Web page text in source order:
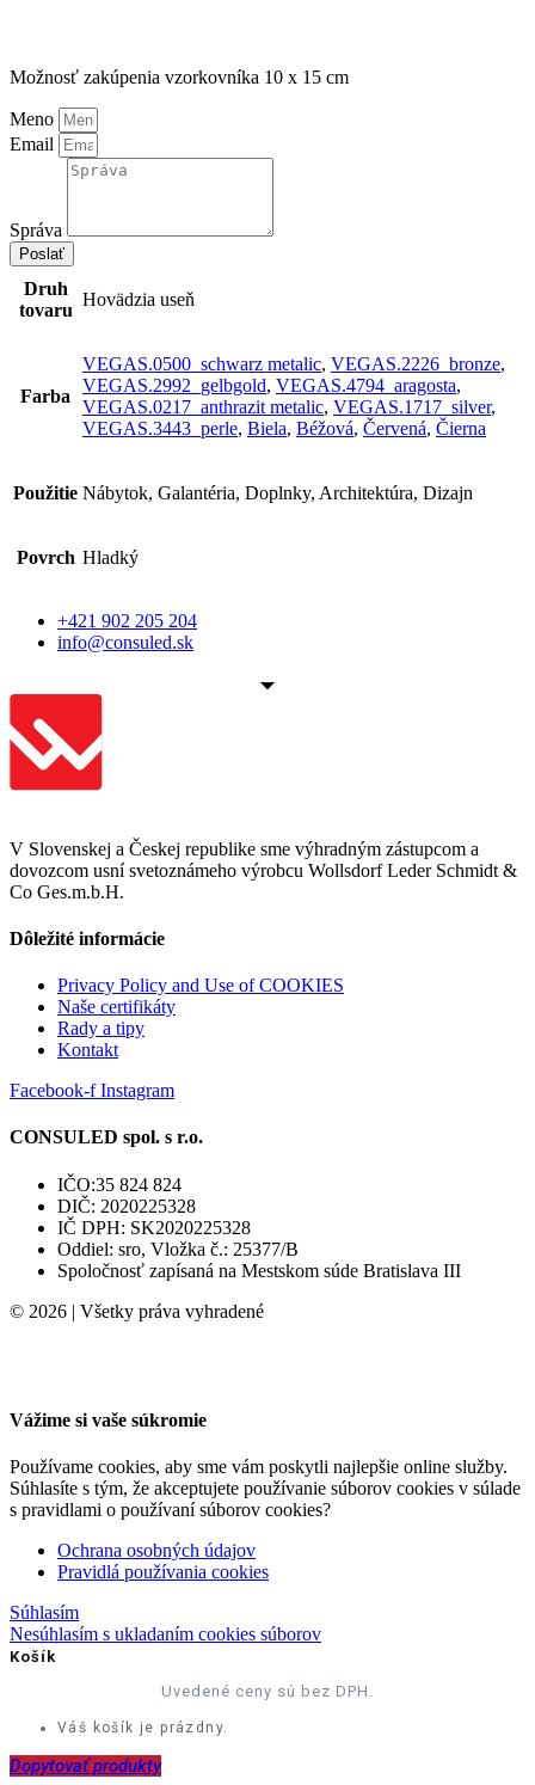
Možnosť zakúpenia vzorkovníka 10 x 15 cm
Meno
Email
Správa
Poslať
Druh
tovaru
Hovädzia useň
Farba
VEGAS.0500_schwarz metalic, VEGAS.2226_bronze,
VEGAS.2992_gelbgold, VEGAS.4794_aragosta,
VEGAS.0217_anthrazit metalic, VEGAS.1717_silver,
VEGAS.3443_perle, Biela, Béžová, Červená, Čierna
Použitie Nábytok, Galantéria, Doplnky, Architektúra, Dizajn
Povrch Hladký
+421 902 205 204
info@consuled.sk
V Slovenskej a Českej republike sme výhradným zástupcom a
dovozcom usní svetoznámeho výrobcu Wollsdorf Leder Schmidt &
Co Ges.m.b.H.
Dôležité informácie
Privacy Policy and Use of COOKIES
Naše certifikáty
Rady a tipy
Kontakt
Facebook-f Instagram
CONSULED spol. s r.o.
IČO:35 824 824
DIČ: 2020225328
IČ DPH: SK2020225328
Oddiel: sro, Vložka č.: 25377/B
Spoločnosť zapísaná na Mestskom súde Bratislava III
© 2026 | Všetky práva vyhradené
Vážime si vaše súkromie
Používame cookies, aby sme vám poskytli najlepšie online služby.
Súhlasíte s tým, že akceptujete používanie súborov cookies v súlade
s pravidlami o používaní súborov cookies?
Ochrana osobných údajov
Pravidlá používania cookies
Súhlasím
Nesúhlasím s ukladaním cookies súborov
Košík
Uvedené ceny sú bez DPH.
Váš košík je prázdny.
Dopytovať produkty